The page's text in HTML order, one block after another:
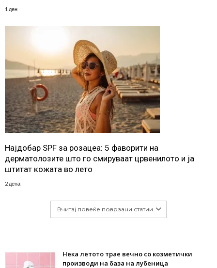
1 ден
Најдобар SPF за розацеа: 5 фаворити на
дерматолозите што го смируваат црвенилото и ја
штитат кожата во лето
2 дена
Вчитај повеќе поврзани статии
Нека летото трае вечно со козметички
производи на база на лубеница